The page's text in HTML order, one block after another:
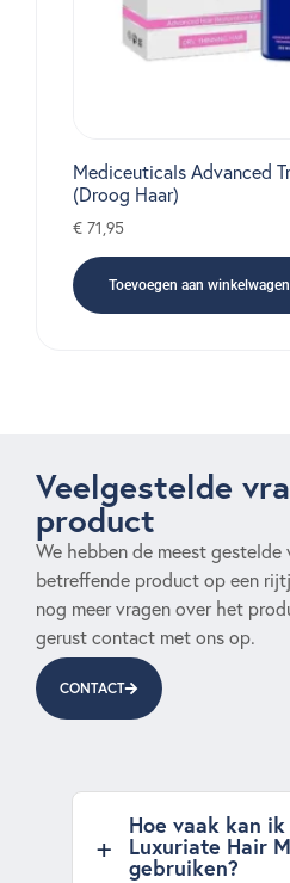
Mediceuticals Advanced
(Droog Haar)
€ 71,95
Toevoegen aan winkelwagen
Veelgestelde
product
We hebben de meest gestelde
betreffende product op een
nog meer vragen over het
gerust contact met ons op.
CONTACT
Hoe vaak kan
Luxuriate Hair
gebruiken?